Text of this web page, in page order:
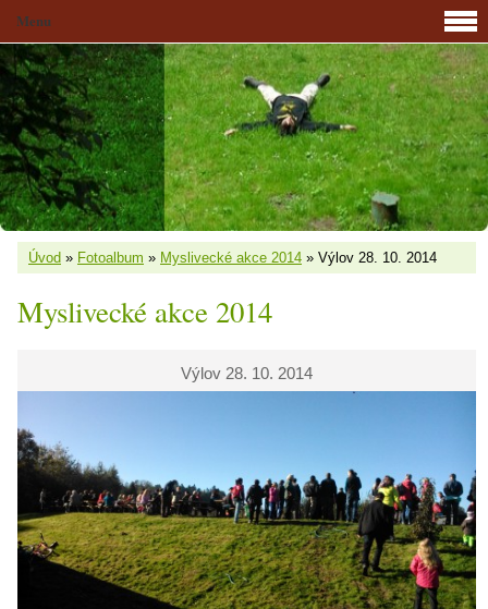
Úvod » Fotoalbum » Myslivecké akce 2014 » Výlov 28. 10. 2014
Myslivecké akce 2014
Výlov 28. 10. 2014
Menu